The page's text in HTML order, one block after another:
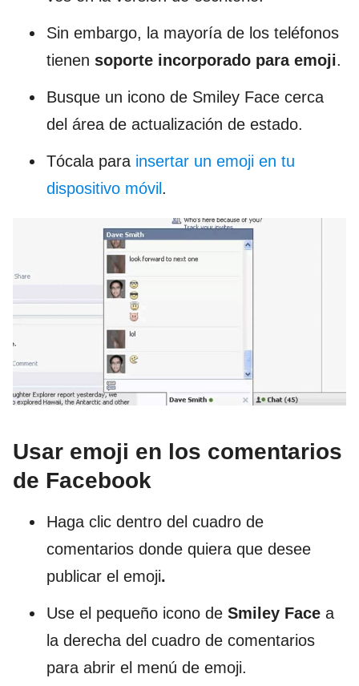
Sin embargo, la mayoría de los teléfonos
tienen soporte incorporado para emoji.
Busque un icono de Smiley Face cerca
del área de actualización de estado.
Tócala para insertar un emoji en tu
dispositivo móvil .
Usar emoji en los comentarios
de Facebook
Haga clic dentro del cuadro de
comentarios donde quiera que desee
publicar el emoji.
Use el pequeño icono de Smiley Face a
la derecha del cuadro de comentarios
para abrir el menú de emoji.